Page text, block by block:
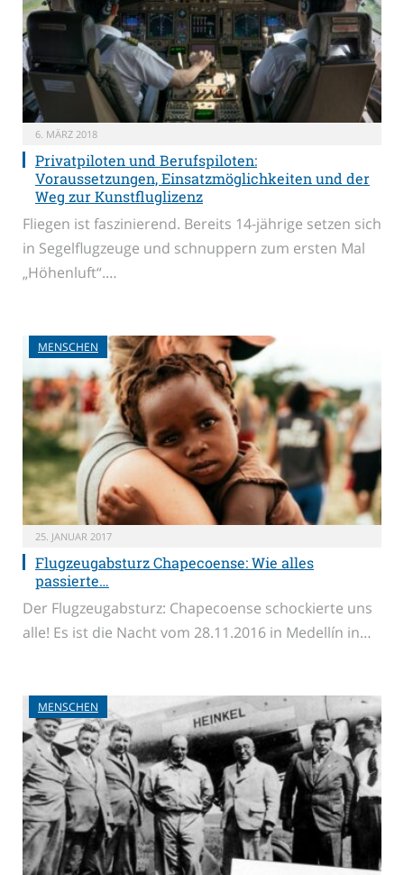
6. MÄRZ 2018
Privatpiloten und Berufspiloten:
Voraussetzungen, Einsatzmöglichkeiten und der
Weg zur Kunstfluglizenz
Fliegen ist faszinierend. Bereits 14-jährige setzen sich
in Segelflugzeuge und schnuppern zum ersten Mal
„Höhenluft“.…
MENSCHEN
25. JANUAR 2017
Flugzeugabsturz Chapecoense: Wie alles
passierte…
Der Flugzeugabsturz: Chapecoense schockierte uns
alle! Es ist die Nacht vom 28.11.2016 in Medellín in…
MENSCHEN